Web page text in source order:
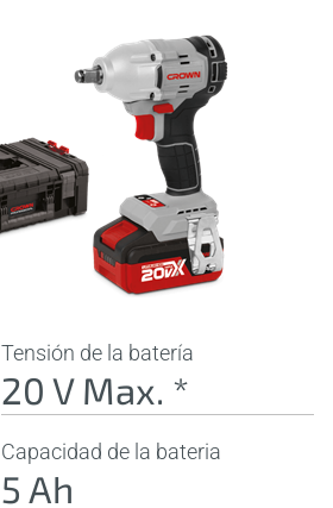
Tensión de la batería
20 V Max. *
Capacidad de la bateria
5 Ah